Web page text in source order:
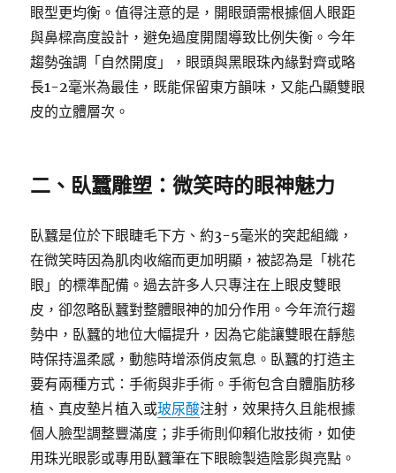
眼型更均衡。值得注意的是，開眼頭需根據個人眼距
與鼻樑高度設計，避免過度開闊導致比例失衡。今年
趨勢強調「自然開度」，眼頭與黑眼珠內緣對齊或略
長1-2毫米為最佳，既能保留東方韻味，又能凸顯雙眼
皮的立體層次。
二、臥蠶雕塑：微笑時的眼神魅力
臥蠶是位於下眼睫毛下方、約3-5毫米的突起組織，
在微笑時因為肌肉收縮而更加明顯，被認為是「桃花
眼」的標準配備。過去許多人只專注在上眼皮雙眼
皮，卻忽略臥蠶對整體眼神的加分作用。今年流行趨
勢中，臥蠶的地位大幅提升，因為它能讓雙眼在靜態
時保持溫柔感，動態時增添俏皮氣息。臥蠶的打造主
要有兩種方式：手術與非手術。手術包含自體脂肪移
植、真皮墊片植入或玻尿酸注射，效果持久且能根據
個人臉型調整豐滿度；非手術則仰賴化妝技術，如使
用珠光眼影或專用臥蠶筆在下眼瞼製造陰影與亮點。